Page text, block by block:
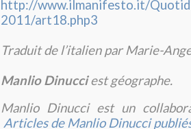
http://www.ilmanifesto.it/
2011/art18.php3
Traduit de l’italien par Marie-
Manlio Dinucciest géographe.
Manlio Dinucci est un
Articles de Manlio Dinucci